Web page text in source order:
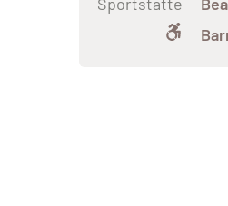
Sportstätte